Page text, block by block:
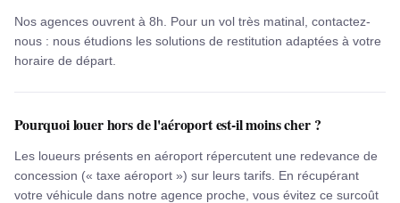
Nos agences ouvrent à 8h. Pour un vol très matinal, contactez-
nous : nous étudions les solutions de restitution adaptées à votre
horaire de départ.
Pourquoi louer hors de l'aéroport est-il moins cher ?
Les loueurs présents en aéroport répercutent une redevance de
concession (« taxe aéroport ») sur leurs tarifs. En récupérant
votre véhicule dans notre agence proche, vous évitez ce surcoût